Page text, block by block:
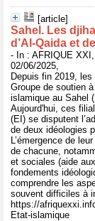
[article]
Sahel. Les
d’Al-Qaida et
- In : AFRIQUE
02/06/2025,
Depuis fin 2019,
Groupe de soutien
islamique au Sahel
Aujourd'hui, ces
(EI) se disputent
de deux idéologies
L’émergence de
de chacune,
et sociales (aide
fondements
comprendre les
souvent difficiles à
https://
Etat-islamique